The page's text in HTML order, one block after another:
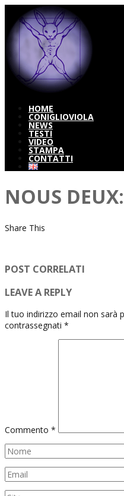
HOME
CONIGLIOVIOLA
NEWS
TESTI
VIDEO
STAMPA
CONTATTI
NOUS
Share This
POST CORRELATI
LEAVE A REPLY
Il tuo indirizzo email non sarà
contrassegnati *
Commento *